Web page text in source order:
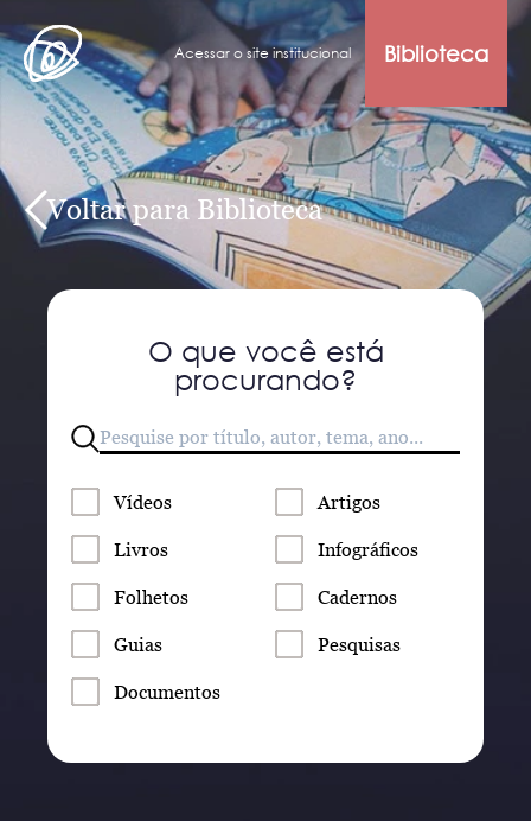
Acessar o site institucional Biblioteca
Voltar para Biblioteca
O que você está
procurando?
Vídeos Artigos
Livros Infográficos
Folhetos Cadernos
Guias Pesquisas
Documentos